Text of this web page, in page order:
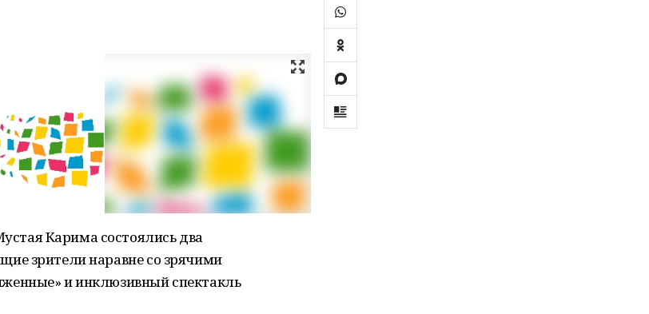
Карима состоялись два
зрители наравне со зрячими
и инклюзивный спектакль